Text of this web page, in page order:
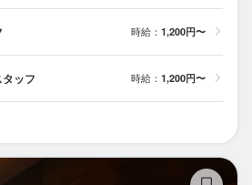
時給： 1,200円〜
ッフ 時給： 1,200円〜